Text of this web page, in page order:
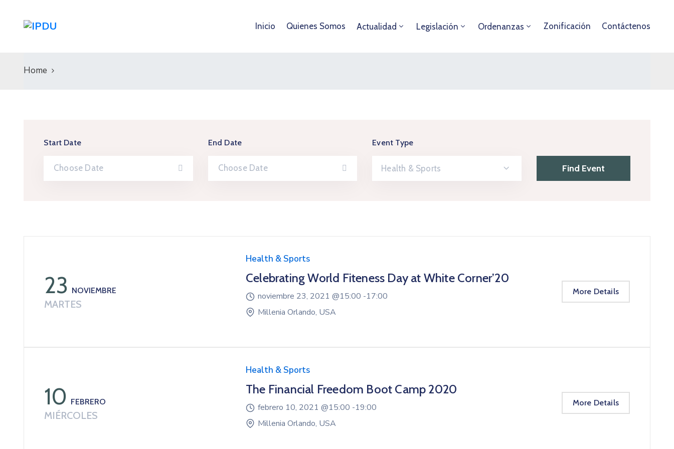
Inicio Quienes Somos Actualidad Legislación Ordenanzas Zonificación Contáctenos
Home
Start Date End Date Event Type
Health & Sports
23NOVIEMBRE
MARTES
Health & Sports
Celebrating World Fiteness Day at White Corner’20
noviembre 23, 2021 @15:00 -17:00
Millenia Orlando, USA
More Details
10FEBRERO
MIÉRCOLES
Health & Sports
The Financial Freedom Boot Camp 2020
febrero 10, 2021 @15:00 -19:00
Millenia Orlando, USA
More Details